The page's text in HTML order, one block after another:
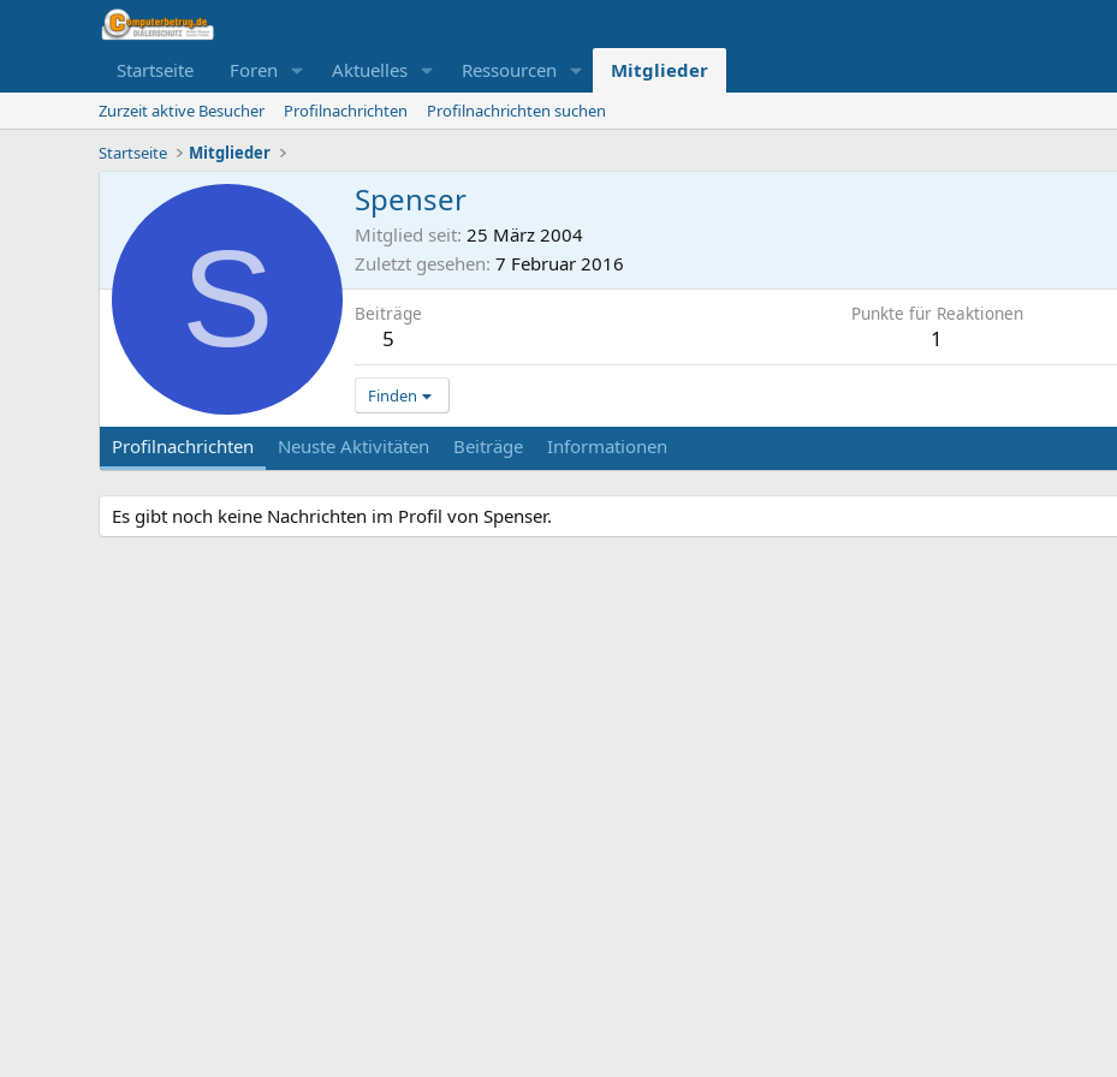
Startseite Foren Aktuelles Ressourcen Mitglieder
Zurzeit aktive Besucher Profilnachrichten
Profilnachrichten suchen
Startseite
Mitglieder
S
Spenser
Mitglied seit 25 März 2004
Zuletzt gesehen 7 Februar 2016
Beiträge
5
Punkte für Reaktionen
1
Finden
Profilnachrichten Neuste Aktivitäten Beiträge Informationen
Es gibt noch keine Nachrichten im Profil von Spenser.